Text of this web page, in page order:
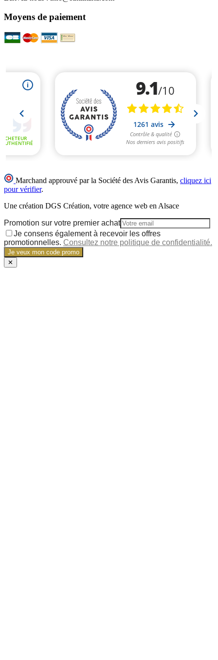
Moyens de paiement
Marchand approuvé par la Société des Avis Garantis, cliquez ici
pour vérifier.
Une création DGS Création, votre agence web en Alsace
Promotion sur votre premier achat
Je consens également à recevoir les offres
promotionnelles. Consultez notre politique de confidentialité.
Je veux mon code promo
✕